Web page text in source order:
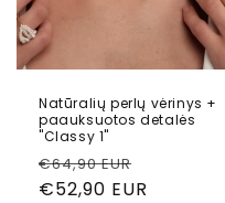
Natūralių perlų vėrinys +
paauksuotos detalės
"Classy 1"
Reguliari
kaina
€64,90 EUR
kaina
€52,90 EUR